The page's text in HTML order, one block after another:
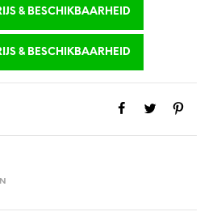
& BESCHIKBAARHEID
& BESCHIKBAARHEID